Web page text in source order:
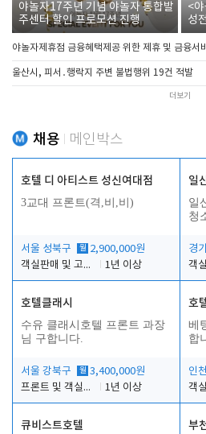
야놀자17주년 기념 야놀자 통합발
주센터 할인 프로모션 진행
<
성
야놀자제휴점 금융혜택제공 위한 제휴 및 금융서
울산시, 피서․행락지 주변 불법행위 19건 적발
더보기
채용 메인박스
호텔 디 아티스트 성신여대점
3교대 프론트(격,비,비)
서울 성북구 월 2,900,000원
객실판매 및 고객응대
1년 이상
일
일
청
경
객
호텔클래시
수유 클래시호텔 프론트 과장
님 구합니다.
서울 강북구 월 3,400,000원
프론트 및 객실관리
1년 이상
호
베
합
인
객
큐비스트호텔 부